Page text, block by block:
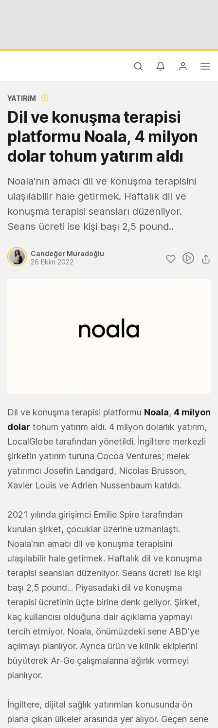
YATIRIM
Dil ve konuşma terapisi
platformu Noala, 4 milyon
dolar tohum yatırım aldı
Noala'nın amacı dil ve konuşma terapisini
ulaşılabilir hale getirmek. Haftalık dil ve
konuşma terapisi seansları düzenliyor.
Seans ücreti ise kişi başı 2,5 pound..
Candeğer Muradoğlu
26 Ekim 2022
Dil ve konuşma terapisi platformu Noala, 4 milyon
dolar tohum yatırım aldı. 4 milyon dolarlık yatırım,
LocalGlobe tarafından yönetildi. İngiltere merkezli
şirketin yatırım turuna Cocoa Ventures; melek
yatırımcı Josefin Landgard, Nicolas Brusson,
Xavier Louis ve Adrien Nussenbaum katıldı.
2021 yılında girişimci Emilie Spire tarafından
kurulan şirket, çocuklar üzerine uzmanlaştı.
Noala'nın amacı dil ve konuşma terapisini
ulaşılabilir hale getirmek. Haftalık dil ve konuşma
terapisi seansları düzenliyor. Seans ücreti ise kişi
başı 2,5 pound... Piyasadaki dil ve konuşma
terapisi ücretinin üçte birine denk geliyor. Şirket,
kaç kullancısı olduğuna dair açıklama yapmayı
tercih etmiyor. Noala, önümüzdeki sene ABD'ye
açılmayı planlıyor. Ayrıca ürün ve klinik ekiplerini
büyüterek Ar-Ge çalışmalarına ağırlık vermeyi
planlıyor.
İngiltere, dijital sağlık yatırımları konusunda ön
plana çıkan ülkeler arasında yer alıyor. Geçen sene